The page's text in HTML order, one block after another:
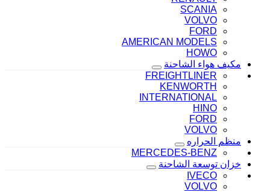
SCANIA
VOLVO
FORD
AMERICAN MODELS
HOWO
مكيف هواء الشاحنة
FREIGHTLINER
KENWORTH
INTERNATIONAL
HINO
FORD
VOLVO
منظم الحراره
MERCEDES-BENZ
خزان توسعة الشاحنة
IVECO
VOLVO